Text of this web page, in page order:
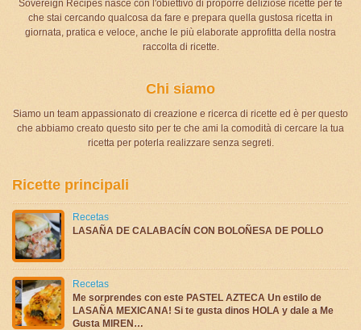
Sovereign Recipes nasce con l'obiettivo di proporre deliziose ricette per te
che stai cercando qualcosa da fare e prepara quella gustosa ricetta in
giornata, pratica e veloce, anche le più elaborate approfitta della nostra
raccolta di ricette.
Chi siamo
Siamo un team appassionato di creazione e ricerca di ricette ed è per questo
che abbiamo creato questo sito per te che ami la comodità di cercare la tua
ricetta per poterla realizzare senza segreti.
Ricette principali
Recetas
LASAÑA DE CALABACÍN CON BOLOÑESA DE POLLO
Recetas
Me sorprendes con este PASTEL AZTECA Un estilo de
LASAÑA MEXICANA! Si te gusta dinos HOLA y dale a Me
Gusta MIREN…